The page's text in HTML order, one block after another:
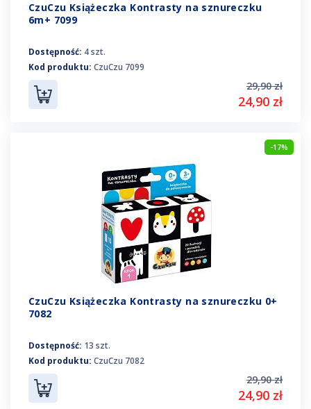
CzuCzu Książeczka Kontrasty na sznureczku
6m+ 7099
Dostępność: 4 szt.
Kod produktu: CzuCzu 7099
29,90 zł
24,90 zł
-17%
CzuCzu Książeczka Kontrasty na sznureczku 0+
7082
Dostępność: 13 szt.
Kod produktu: CzuCzu 7082
29,90 zł
24,90 zł